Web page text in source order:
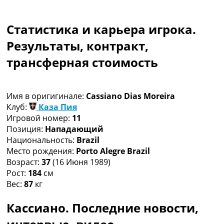
Чемпионат Мира
Украина. Премьер-Лига
Украина. Первая Лига
Лига Чемпионов
Другие Турниры >>>
Таблицы
Таблицы групп Чемпионата Мира
Украина. Премьер-Лига
Украина. Первая Лига
Лига Чемпионов. Таблицы групп
Англия. Премьер-Лига
Испания. Ла Лига
Рейтинг стран УЕФА
Статистика и карьера игрока.
Результаты, контракт,
трансферная стоимость
Имя в оригигинале: Cassiano Dias Moreira
Клуб:
Каза Пия
Игровой номер: 11
Позиция: Нападающий
Национальность: Brazil
Место рождения: Porto Alegre Brazil
Возраст: 37(16 Июня 1989)
Рост: 184 см
Вес: 87 кг
Кассиано. Последние новости,